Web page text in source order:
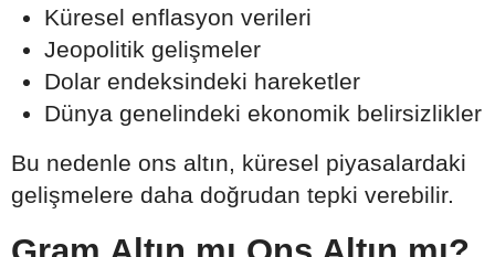
Küresel enflasyon verileri
Jeopolitik gelişmeler
Dolar endeksindeki hareketler
Dünya genelindeki ekonomik belirsizlikler
Bu nedenle ons altın, küresel piyasalardaki
gelişmelere daha doğrudan tepki verebilir.